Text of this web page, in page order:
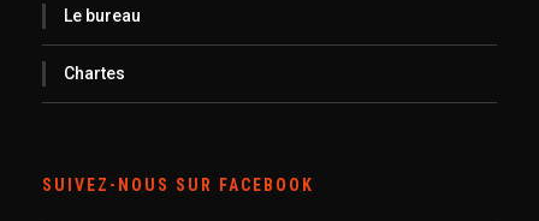
Le bureau
Chartes
SUIVEZ-NOUS SUR FACEBOOK